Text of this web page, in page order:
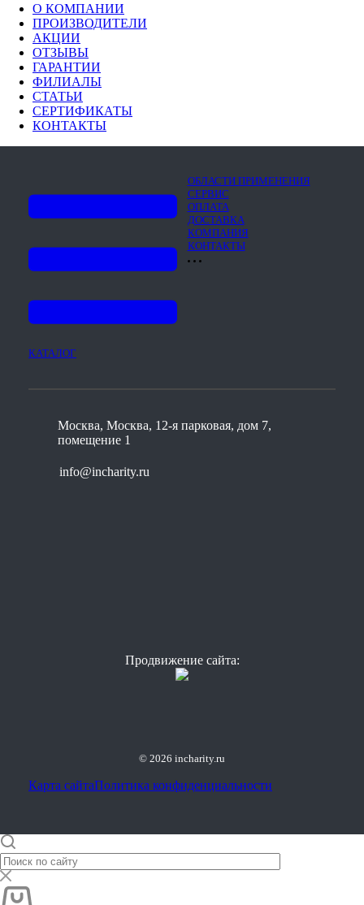
О КОМПАНИИ
ПРОИЗВОДИТЕЛИ
АКЦИИ
ОТЗЫВЫ
ГАРАНТИИ
ФИЛИАЛЫ
СТАТЬИ
СЕРТИФИКАТЫ
КОНТАКТЫ
КАТАЛОГ
ОБЛАСТИ ПРИМЕНЕНИЯ
СЕРВИС
ОПЛАТА
ДОСТАВКА
КОМПАНИЯ
КОНТАКТЫ
Продвижение сайта:
Москва, Москва, 12-я парковая, дом 7,
помещение 1
info@incharity.ru
© 2026 incharity.ru
Карта сайтаПолитика конфиденциальности